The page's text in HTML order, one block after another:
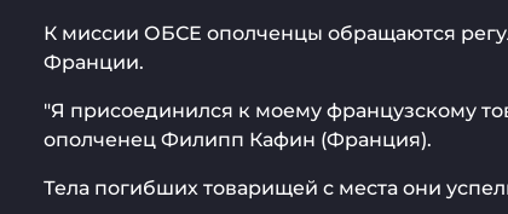
К миссии ОБСЕ ополченцы обращаются
Франции.
"Я присоединился к моему французскому
ополченец Филипп Кафин (Франция).
Тела погибших товарищей с места они